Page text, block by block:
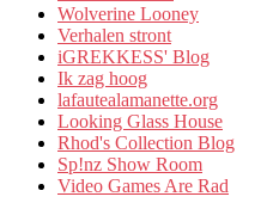
Wolverine Looney
Verhalen stront
iGREKKESS' Blog
Ik zag hoog
lafautealamanette.org
Looking Glass House
Rhod's Collection Blog
Sp!nz Show Room
Video Games Are Rad